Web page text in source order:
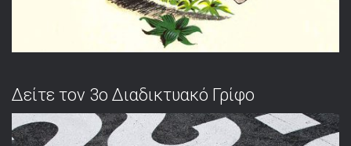
Δείτε τον 3ο Διαδικτυακό Γρίφο